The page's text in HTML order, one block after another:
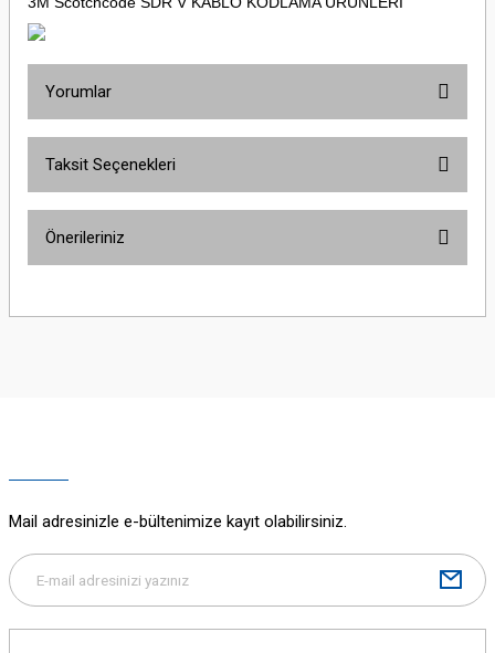
Yorumlar
Taksit Seçenekleri
Önerileriniz
yetersiz gördüğünüz noktaları öneri formunu kullanarak tarafımıza
Bu ürüne benzer farklı alternatifler olmalı.
Mail adresinizle e-bültenimize kayıt olabilirsiniz.